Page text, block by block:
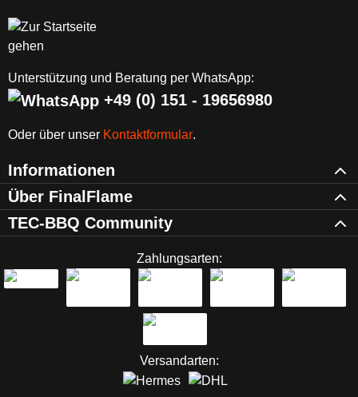
Unterstützung und Beratung per WhatsApp:
+49 (0) 151 - 19656980
Oder über unser Kontaktformular.
Informationen
Über FinalFlame
TEC-BBQ Community
Zahlungsarten:
Versandarten: